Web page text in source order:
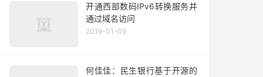
开通西部数码IPv6转换服务并
通过域名访问
2019-01-09
何佳佳：民生银行基于开源的